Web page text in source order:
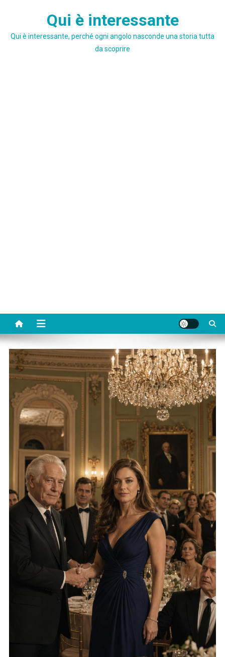
Qui è interessante
Qui è interessante, perché ogni angolo nasconde una storia tutta
da scoprire